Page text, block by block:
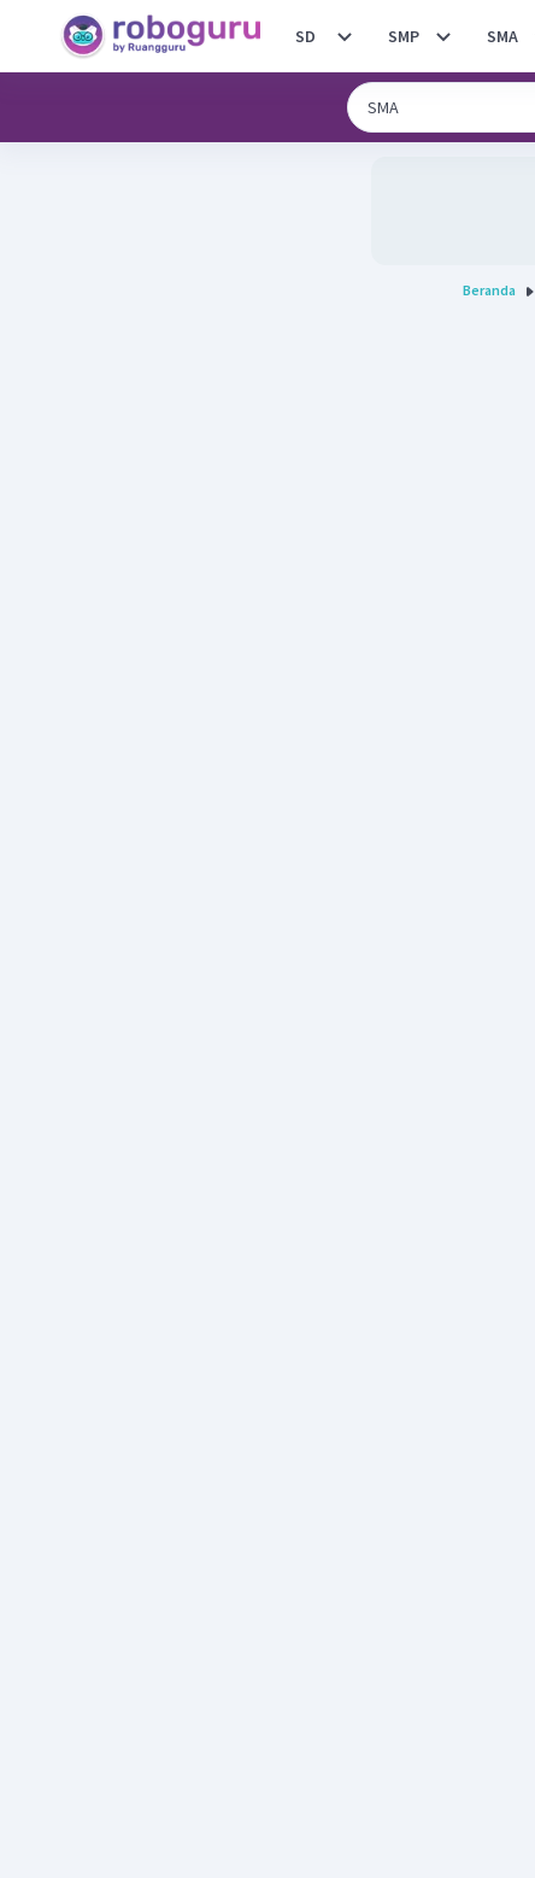
SD SMP SMA
Beranda